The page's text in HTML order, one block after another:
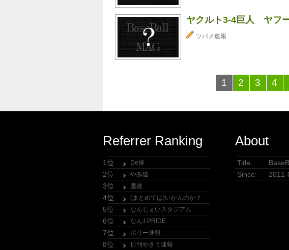
ヤクルト3-4巨人 ヤフ
ツバメ速報
1 2 3 4
Referrer Ranking
1位 De速
2位 やみ速
3位 鷹速
4位 (まとめては)いかんのか？
5位 なんじぇいスタジアム
6位 なんJ PRIDE
7位 ポリー速報
8位 日刊やきう速報
About
Title:
Since:
2011-